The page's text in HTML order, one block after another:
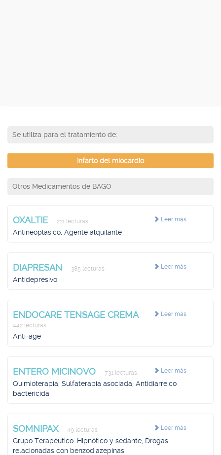
Se utiliza para el tratamiento de:
Infarto del miocardio
Otros Medicamentos de BAGO
Leer más
OXALTIE 211 lecturas
Antineoplásico, Agente alquilante
Leer más
DIAPRESAN 385 lecturas
Antidepresivo
Leer más
ENDOCARE TENSAGE CREMA
442 lecturas
Anti-age
Leer más
ENTERO MICINOVO 731 lecturas
Quimioterapia, Sulfaterapia asociada, Antidiarreico
bactericida
Leer más
SOMNIPAX 49 lecturas
Grupo Terapéutico: Hipnótico y sedante, Drogas
relacionadas con benzodiazepinas